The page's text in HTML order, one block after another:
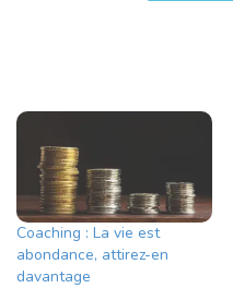
Coaching : La vie est
abondance, attirez-en
davantage